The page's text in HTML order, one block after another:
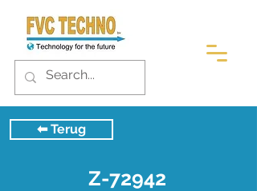
⬅︎ Terug
Z-72942